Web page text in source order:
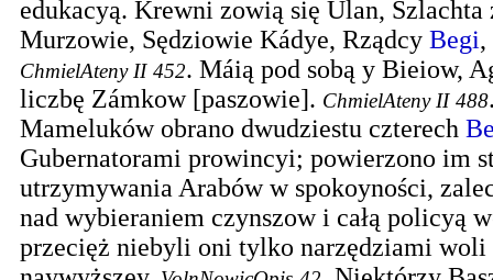
edukacyą. Krewni zowią się Ulan, Szlachta
Murzowie, Sędziowie Kádye, Rządcy Begi,
ChmielAteny II 452. Máią pod sobą y Bieiow,
liczbę Zámkow [paszowie]. ChmielAteny II 488
Mameluków obrano dwudziestu czterech
Gubernatorami prowincyi; powierzono im
utrzymywania Arabów w spokoyności,
nad wybieraniem czynszow i całą policyą
przecięż niebyli oni tylko narzędziami woli